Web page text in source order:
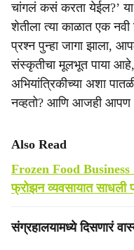
चांगलं कसं करता येईल?’ या
शेतीला त्या काळात एक नवी
प्रश्न पुन्हा जागा झाला,
संस्कृतीचा मूलभूत पाया
अभियांत्रिकीच्या अशा
नव्हतो? आणि आजही आपण
Also Read
Frozen Food Business
फ्रोझन व्यवसायात साधली
संग्रहालयामध्ये दिसणारं